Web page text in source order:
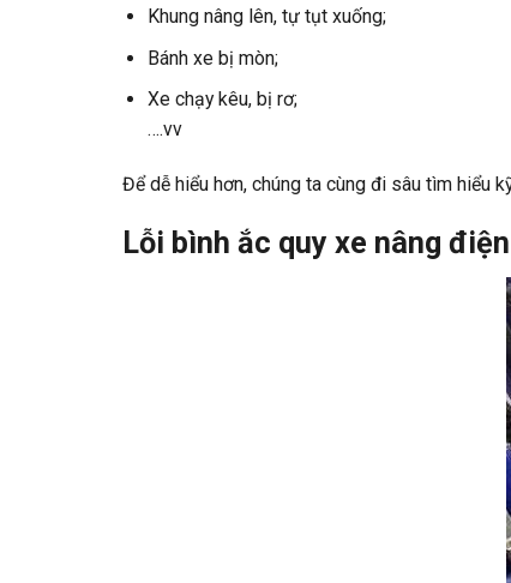
Khung nâng lên, tự tụt xuống;
Bánh xe bị mòn;
Xe chạy kêu, bị rơ;
….vv
Để dễ hiểu hơn, chúng ta cùng đi sâu tìm hiểu
Lỗi bình ắc quy xe nâng điện